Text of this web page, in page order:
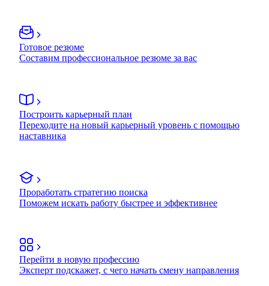
Готовое резюме
Составим профессиональное резюме за вас
Построить карьерный план
Переходите на новый карьерный уровень с помощью
наставника
Проработать стратегию поиска
Поможем искать работу быстрее и эффективнее
Перейти в новую профессию
Эксперт подскажет, с чего начать смену направления